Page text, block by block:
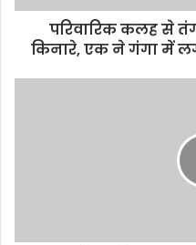
परिवारिक कलह से
किनारे, एक ने गंगा में